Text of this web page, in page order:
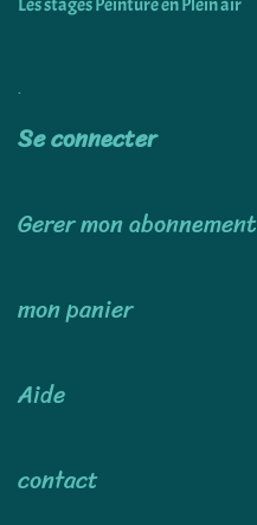
Se connecter
Gerer mon abonnement
mon panier
Aide
contact